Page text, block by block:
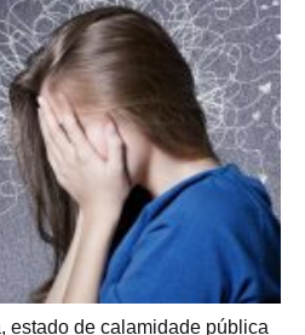
estado de calamidade pública